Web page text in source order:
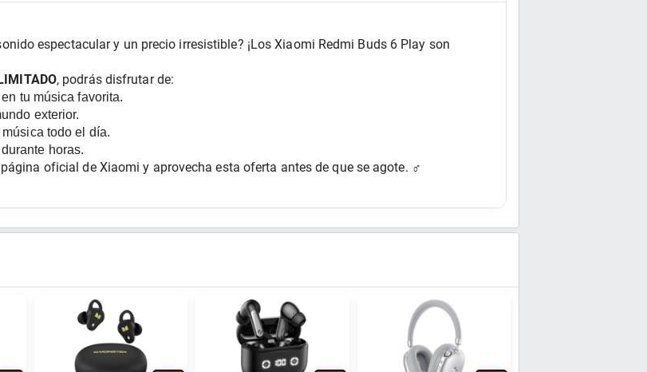
espectacular y un precio irresistible? ¡Los Xiaomi Redmi Buds 6 Play son
, podrás disfrutar de:
tu música favorita.
exterior.
todo el día.
horas.
oficial de Xiaomi y aprovecha esta oferta antes de que se agote. ‍♂️